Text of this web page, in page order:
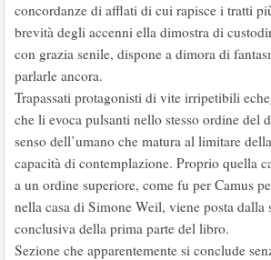
concordanze di afflati di cui rapisce i tratti
brevità degli accenni ella dimostra di
con grazia senile, dispone a dimora di
parlarle ancora.
Trapassati protagonisti di vite irripetibili
che li evoca pulsanti nello stesso ordine del
senso dell’umano che matura al limitare
capacità di contemplazione. Proprio quella
a un ordine superiore, come fu per Camus
nella casa di Simone Weil, viene posta dalla
conclusiva della prima parte del libro.
Sezione che apparentemente si conclude